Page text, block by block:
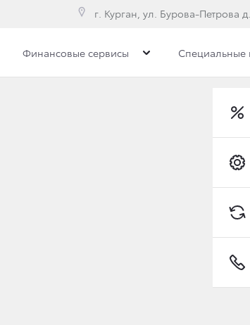
г. Курган, ул. Бурова-Петрова
Финансовые сервисы Специальные